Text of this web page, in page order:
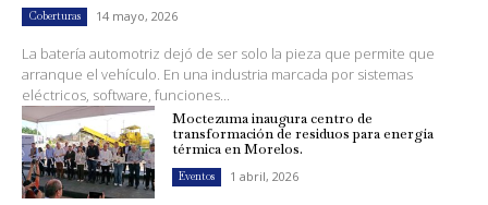
Coberturas 14 mayo, 2026
La batería automotriz dejó de ser solo la pieza que permite que
arranque el vehículo. En una industria marcada por sistemas
eléctricos, software, funciones...
Moctezuma inaugura centro de
transformación de residuos para energía
térmica en Morelos.
Eventos 1 abril, 2026